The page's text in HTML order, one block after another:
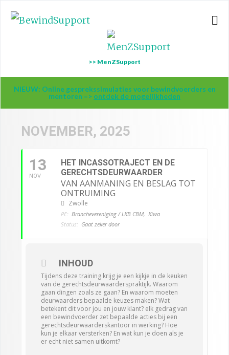
>> MenZSupport
NIEUW: Online gesprekssimulaties voor bewindvoerders en
mentoren => ontdek de mogelijkheden
NOVEMBER, 2025
13
NOV
HET INCASSOTRAJECT EN DE
GERECHTSDEURWAARDER
VAN AANMANING EN BESLAG TOT
ONTRUIMING
Zwolle
PE: Branchevereniging / LKB CBM, Kiwa
Status: Gaat zeker door
INHOUD
Tijdens deze training krijg je een kijkje in de keuken
van de gerechtsdeurwaarderspraktijk. Waarom
gaan dingen zoals ze gaan? En waarom moeten
deurwaarders bepaalde keuzes maken? Wat
betekent dit voor jou en jouw klant? elk gedrag van
een bewindvoerder zet bepaalde acties bij een
gerechtsdeurwaarderskantoor in werking? Hoe
kun je elkaar versterken? En wat kun je doen als je
er echt niet samen uitkomt?